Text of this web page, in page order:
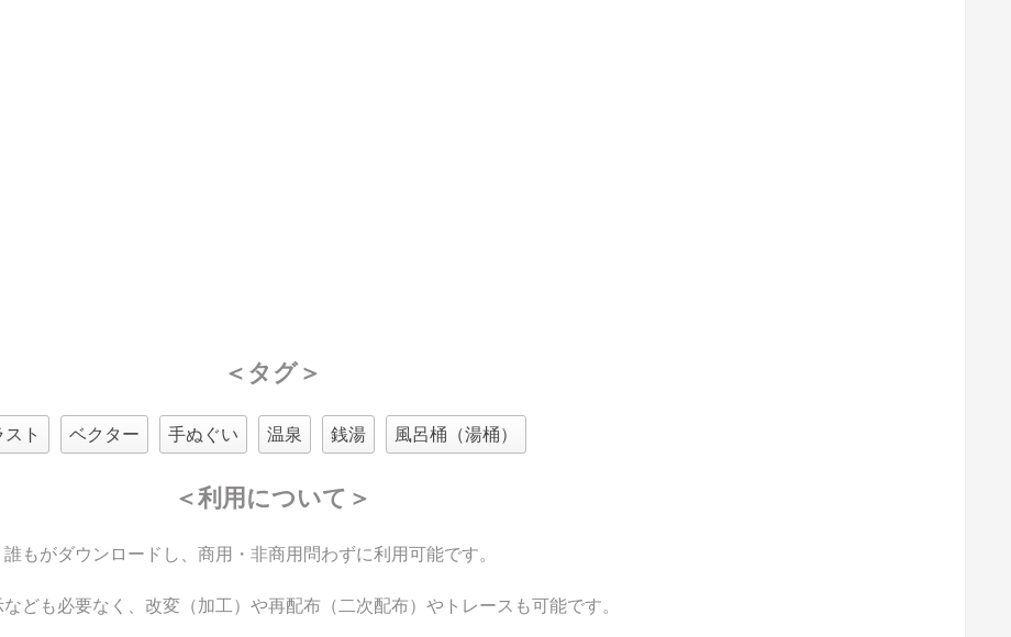
＜タグ＞
ト ベクター 手ぬぐい 温泉 銭湯 風呂桶（湯桶）
＜利用について＞
もがダウンロードし、商用・非商用問わずに利用可能です。
ども必要なく、改変（加工）や再配布（二次配布）やトレースも可能です。